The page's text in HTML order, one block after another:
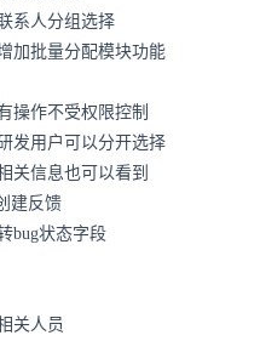
系人分组选择
加批量分配模块功能
操作不受权限控制
发用户可以分开选择
关信息也可以看到
建反馈
bug状态字段
关人员